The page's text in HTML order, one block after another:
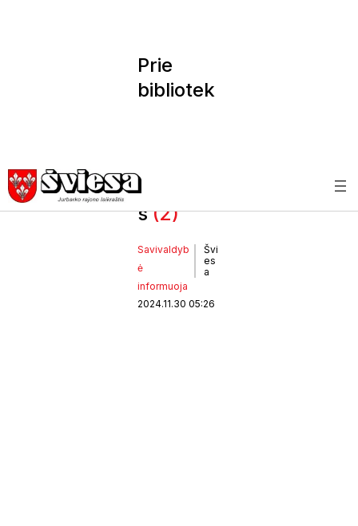
Prie
bibliotek
suoliuka
s(2)
Savivaldyb
ė
informuoja
Švi
es
a
2024.11.30 05:26